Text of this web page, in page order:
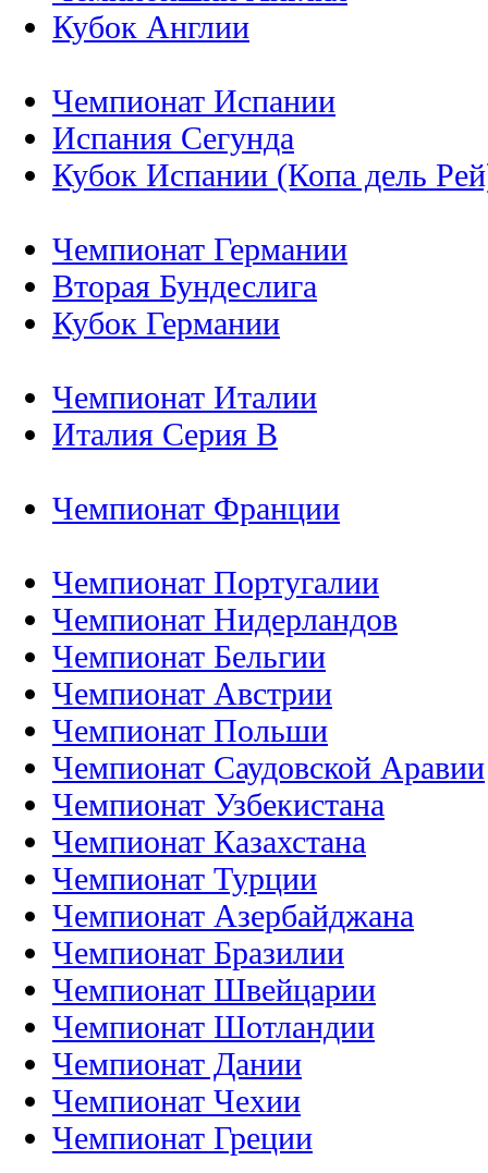
Кубок Англии
Чемпионат Испании
Испания Сегунда
Кубок Испании (Копа дель
Чемпионат Германии
Вторая Бундеслига
Кубок Германии
Чемпионат Италии
Италия Серия B
Чемпионат Франции
Чемпионат Португалии
Чемпионат Нидерландов
Чемпионат Бельгии
Чемпионат Австрии
Чемпионат Польши
Чемпионат Саудовской Аравии
Чемпионат Узбекистана
Чемпионат Казахстана
Чемпионат Турции
Чемпионат Азербайджана
Чемпионат Бразилии
Чемпионат Швейцарии
Чемпионат Шотландии
Чемпионат Дании
Чемпионат Чехии
Чемпионат Греции